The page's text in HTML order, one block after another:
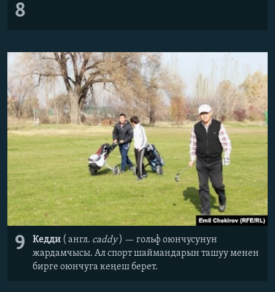
8
9 Кедди ( англ. caddy) — гольф оюнчусунун
жардамчысы. Ал спорт шаймандарын ташуу менен
бирге оюнчуга кеңеш берет.